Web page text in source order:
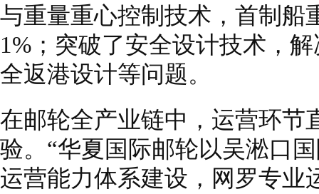
与重量重心控制技术，首制船
1%；突破了安全设计技术，
全返港设计等问题。
在邮轮全产业链中，运营环节
验。“华夏国际邮轮以吴淞口
运营能力体系建设，网罗专业